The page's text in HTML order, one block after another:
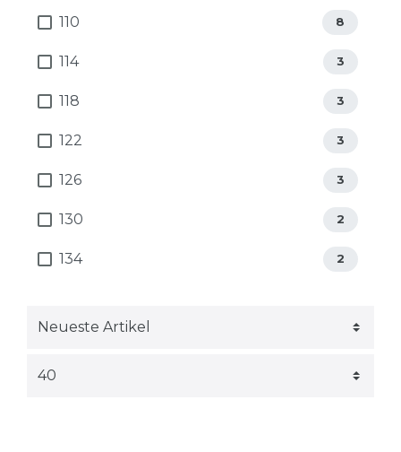
110 8
114 3
118 3
122 3
126 3
130 2
134 2